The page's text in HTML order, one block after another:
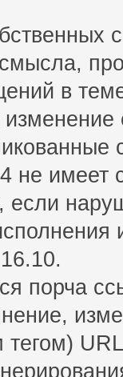
в
не имеет
если
порча
тегом)